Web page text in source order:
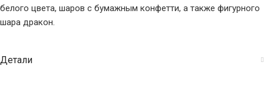
белого цвета, шаров с бумажным конфетти, а также фигурного
шара дракон.
Детали